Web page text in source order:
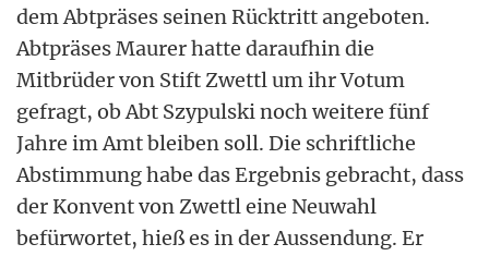
dem Abtpräses seinen Rücktritt angeboten.
Abtpräses Maurer hatte daraufhin die
Mitbrüder von Stift Zwettl um ihr Votum
gefragt, ob Abt Szypulski noch weitere fünf
Jahre im Amt bleiben soll. Die schriftliche
Abstimmung habe das Ergebnis gebracht, dass
der Konvent von Zwettl eine Neuwahl
befürwortet, hieß es in der Aussendung. Er